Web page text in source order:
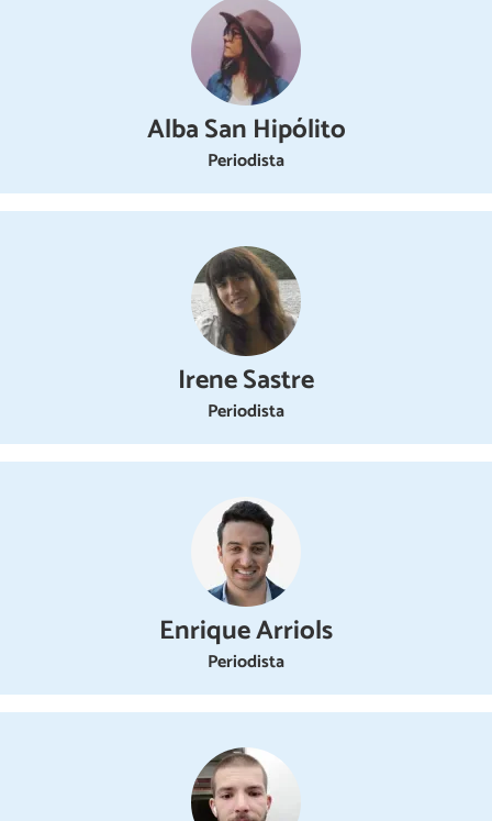
Alba San Hipólito
Periodista
Irene Sastre
Periodista
Enrique Arriols
Periodista